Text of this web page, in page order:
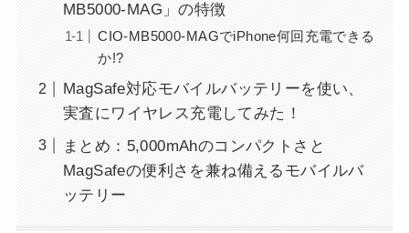
MB5000-MAG」の特徴
CIO-MB5000-MAGでiPhone何回充電できる
か!?
MagSafe対応モバイルバッテリーを使い、
実査にワイヤレス充電してみた！
まとめ：5,000mAhのコンパクトさと
MagSafeの便利さを兼ね備えるモバイルバ
ッテリー